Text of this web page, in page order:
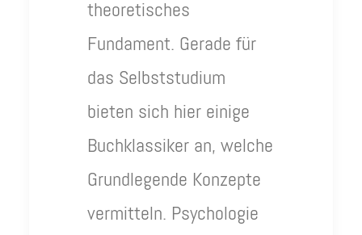
theoretisches
Fundament. Gerade für
das Selbststudium
bieten sich hier einige
Buchklassiker an, welche
Grundlegende Konzepte
vermitteln. Psychologie